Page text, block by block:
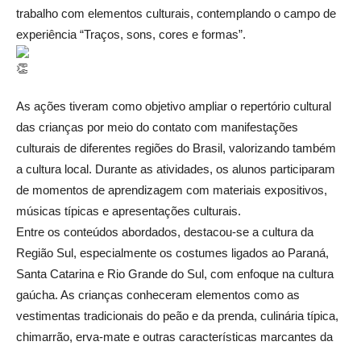
trabalho com elementos culturais, contemplando o campo de
experiência “Traços, sons, cores e formas”.
As ações tiveram como objetivo ampliar o repertório cultural
das crianças por meio do contato com manifestações
culturais de diferentes regiões do Brasil, valorizando também
a cultura local. Durante as atividades, os alunos participaram
de momentos de aprendizagem com materiais expositivos,
músicas típicas e apresentações culturais.
Entre os conteúdos abordados, destacou-se a cultura da
Região Sul, especialmente os costumes ligados ao Paraná,
Santa Catarina e Rio Grande do Sul, com enfoque na cultura
gaúcha. As crianças conheceram elementos como as
vestimentas tradicionais do peão e da prenda, culinária típica,
chimarrão, erva-mate e outras características marcantes da